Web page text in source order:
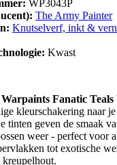
WP3043P
The Army Painter
Knutselverf, inkt &
Kwast
Fanatic Teals
kleurschakering naar
tinten geven de smaak
weer - perfect voor
tot exotische